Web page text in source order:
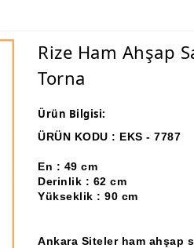
Rize Ham Ahşap
Torna
Ürün Bilgisi:
ÜRÜN KODU : EKS - 7787
En : 49 cm
Derinlik : 62 cm
Yükseklik : 90 cm
Ankara Siteler ham ahşap